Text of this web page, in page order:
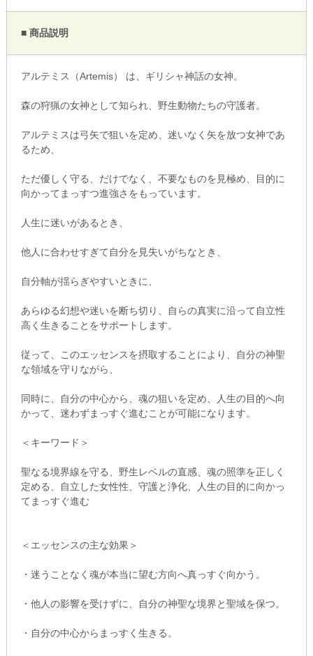
■ 商品説明
アルテミス（Artemis） は、ギリシャ神話の女神。
森の狩猟の女神として知られ、野生動物たちの守護者。
アルテミスは弓矢で狙いを定め、迷いなく矢を放つ女神であ
るため、
ただ優しく守る、だけでなく、不要なものを見極め、目的に
向かってまっすつ進強さをもっています。
人生に迷いがあるとき、
他人に合わせすぎて自分を見失いがちなとき、
自分軸が揺らぎやすいときに、
あらゆる幻想や迷いを断ち切り、自らの真実に沿って自立性
高く生きることをサポートします。
従って、このエッセンスを摂取することにより、自分の神聖
な領域を守りながら、
同時に、自分の中心から、魂の狙いを定め、人生の目的へ向
かって、迷わずまっすぐ進むことが可能になります。
＜キーワード＞
聖なる境界線を守る、野生レベルの直感、魂の照準を正しく
定める、自立した女性性、守護と浄化、人生の目的に向かっ
てまっすぐ進む
＜エッセンスの主な効果＞
・迷うことなく魂が本当に望む方向へ真っすぐ向かう。
・他人の影響を受けずに、自分の神聖な境界と聖域を保つ。
・自分の中心からまっすく生きる。